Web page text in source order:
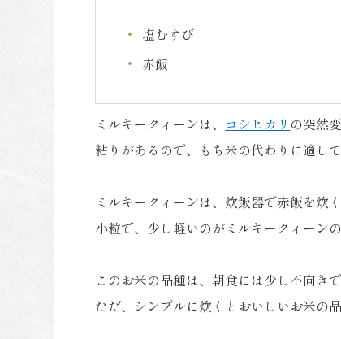
塩むすび
赤飯
ミルキークィーンは、 コシヒカリ の突然
粘りがあるので、もち米の代わりに適して
ミルキークィーンは、炊飯器で赤飯を炊
小粒で、少し軽いのがミルキークィーンの
このお米の品種は、朝食には少し不向き
ただ、シンプルに炊くとおいしいお米の